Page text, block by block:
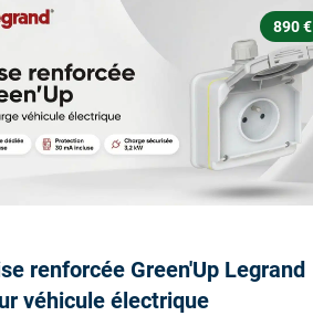
890 €
renforcée Green'Up Legrand
véhicule électrique